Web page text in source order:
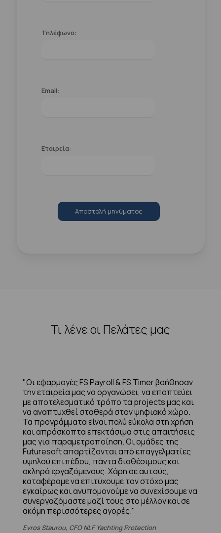
Τηλέφωνο:
Email:
Εταιρεία:
Αποστολή μηνύματος
Τι λένε οι Πελάτες μας
"Οι εφαρμογές FS Payroll & FS Timer βοήθησαν
την εταιρεία μας να οργανώσει, να εποπτεύει
με αποτελεσματικό τρόπο τα projects μας και
να αναπτυχθεί σταθερά στον ψηφιακό χώρο.
Τα προγράμματα είναι πολύ εύκολα στη χρήση
και απρόσκοπτα επεκτάσιμα στις απαιτήσεις
μας για παραμετροποίηση. Οι ομάδες της
Futuresoft απαρτίζονται από επαγγελματίες
υψηλού επιπέδου, πάντα διαθέσιμους και
σκληρά εργαζόμενους. Χάρη σε αυτούς,
καταφέραμε να επιτύχουμε τον στόχο μας
εγκαίρως και ανυπομονούμε να συνεχίσουμε να
συνεργαζόμαστε μαζί τους στο μέλλον και σε
ακόμη περισσότερες αγορές."
Evros Staurou, CFO NLF Yachting Protection